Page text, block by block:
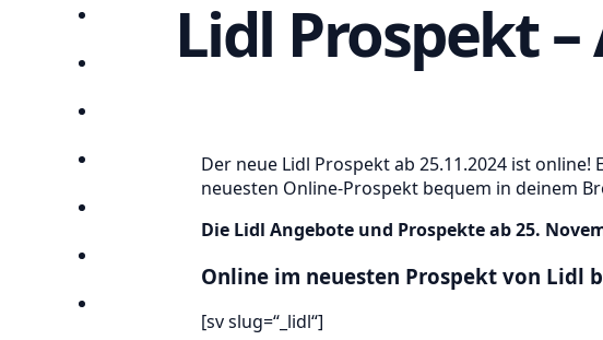
Lieblingsprospekte
Lidl Prospekt
Der neue Lidl Prospekt ab 25.11.2024 ist
neuesten Online-Prospekt bequem in deinem
Die Lidl Angebote und Prospekte ab 25.
Online im neuesten Prospekt von Lidl
[sv slug=“_lidl“]